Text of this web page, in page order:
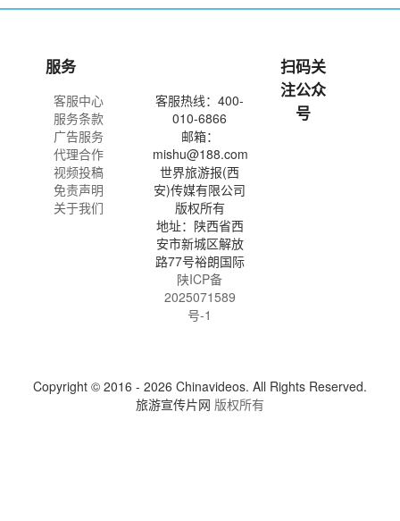
服务
客服中心
服务条款
广告服务
代理合作
视频投稿
免责声明
关于我们
客服热线：400-
010-6866
邮箱：
mishu@188.com
世界旅游报(西
安)传媒有限公司
版权所有
地址：陕西省西
安市新城区解放
路77号裕朗国际
陕ICP备
2025071589
号-1
扫码关
注公众
号
Copyright © 2016 - 2026 Chinavideos. All Rights Reserved.
旅游宣传片网 版权所有